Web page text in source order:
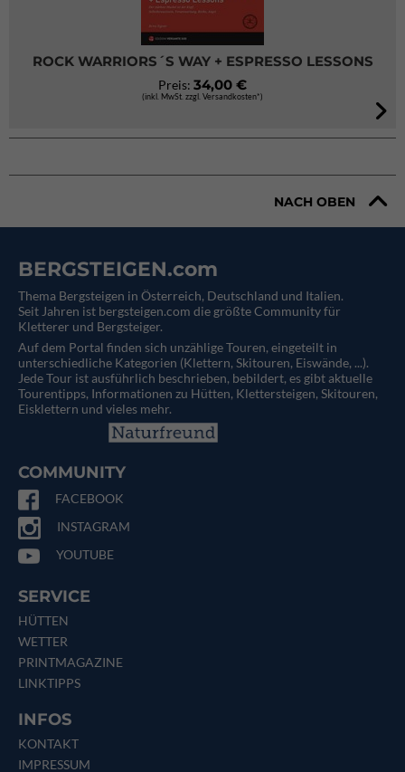
ROCK WARRIORS´S WAY + ESPRESSO LESSONS
Preis: 34,00 €
(inkl. MwSt. zzgl. Versandkosten*)
NACH OBEN
BERGSTEIGEN.com
Thema Bergsteigen in Österreich, Deutschland und Italien.
Seit Jahren ist bergsteigen.com die größte Community für
Kletterer und Bergsteiger.
Auf dem Portal finden sich unzählige Touren, eingeteilt in
unterschiedliche Kategorien (Klettern, Skitouren, Eiswände, ...).
Jede Tour ist ausführlich beschrieben, bebildert, es gibt aktuelle
Tourentipps, Informationen zu Hütten, Klettersteigen, Skitouren,
Eisklettern und vieles mehr.
COMMUNITY
FACEBOOK
INSTAGRAM
YOUTUBE
SERVICE
HÜTTEN
WETTER
PRINTMAGAZINE
LINKTIPPS
INFOS
KONTAKT
IMPRESSUM